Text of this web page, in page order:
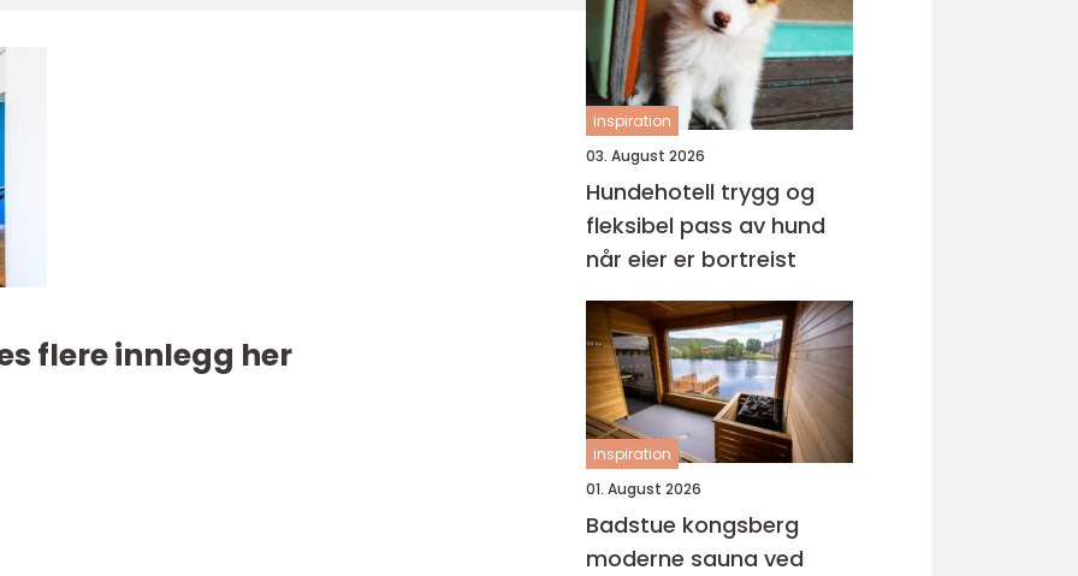
flere innlegg her
inspiration
03. August 2026
Hundehotell trygg og
fleksibel pass av hund
når eier er bortreist
inspiration
01. August 2026
Badstue kongsberg
moderne sauna ved